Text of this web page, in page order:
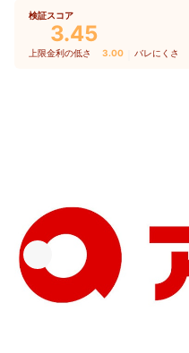
検証スコア
3.45
上限金利の低さ 3.00 バレにくさ